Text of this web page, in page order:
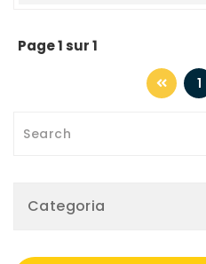
Page 1 sur 1
1
Categoria